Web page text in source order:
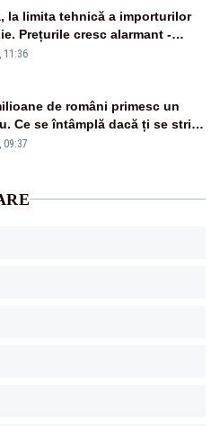
la limita tehnică a importurilor
Prețurile cresc alarmant -
Plus
11:36
de români primesc un
Ce se întâmplă dacă ți se strică
09:37